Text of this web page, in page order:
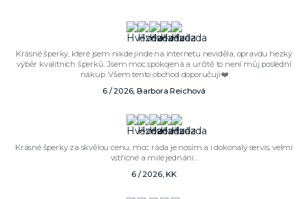
Krásné šperky, které jsem nikde jinde na internetu neviděla, opravdu hezký
výběr kvalitních šperků. Jsem moc spokojená a určitě to není můj poslední
nákup. Všem tento obchod doporučuji❤️
6 / 2026, Barbora Reichová
Krásné šperky za skvělou cenu, moc ráda je nosím a i dokonalý servis, velmi
vstřícné a milé jednání...
6 / 2026, KK